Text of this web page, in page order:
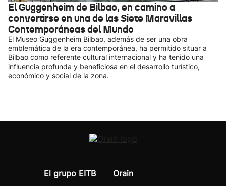
El Guggenheim de Bilbao, en camino a
convertirse en una de las Siete Maravillas
Contemporáneas del Mundo
El Museo Guggenheim Bilbao, además de ser una obra
emblemática de la era contemporánea, ha permitido situar a
Bilbao como referente cultural internacional y ha tenido una
influencia profunda y beneficiosa en el desarrollo turístico,
económico y social de la zona.
El grupo EITB
Orain